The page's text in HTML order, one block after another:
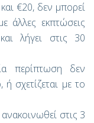
€20, δεν μπορεί
άλλες εκπτώσεις
λήγει στις 30
περίπτωση δεν
ή σχετίζεται με το
στις 3